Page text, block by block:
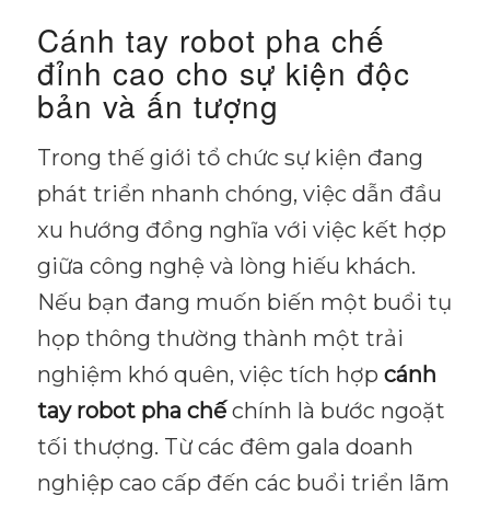
Cánh tay robot pha chế
đỉnh cao cho sự kiện độc
bản và ấn tượng
Trong thế giới tổ chức sự kiện đang
phát triển nhanh chóng, việc dẫn đầu
xu hướng đồng nghĩa với việc kết hợp
giữa công nghệ và lòng hiếu khách.
Nếu bạn đang muốn biến một buổi tụ
họp thông thường thành một trải
nghiệm khó quên, việc tích hợp cánh
tay robot pha chếchính là bước ngoặt
tối thượng. Từ các đêm gala doanh
nghiệp cao cấp đến các buổi triển lãm